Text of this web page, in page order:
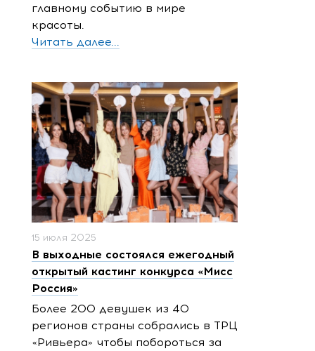
главному событию в мире
красоты.
Читать далее...
15 июля 2025
В выходные состоялся ежегодный
открытый кастинг конкурса «Мисс
Россия»
Более 200 девушек из 40
регионов страны собрались в ТРЦ
«Ривьера» чтобы побороться за